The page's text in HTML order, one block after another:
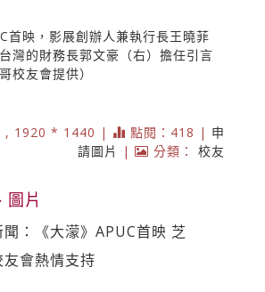
首映，影展創辦人兼執行長王曉菲
灣的財務長郭文豪（右）擔任引言
校友會提供）
, 1920 * 1440 | 點閱：418 | 申
請圖片
| 分類： 校友
圖片
聞：《大濛》APUC首映 芝
友會熱情支持